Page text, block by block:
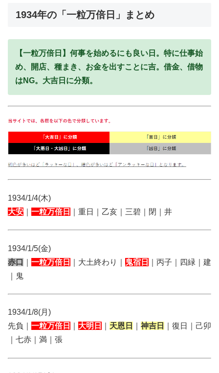
1934年の「一粒万倍日」まとめ
【一粒万倍日】何事を始めるにも良い日。特に仕事始
め、開店、種まき、お金を出すことに吉。借金、借物
はNG。大吉日に分類。
1934/1/4(木)
大安
一粒万倍日 ｜重日｜乙亥｜三碧｜閉｜井
1934/1/5(金)
赤口
一粒万倍日 ｜大土終わり｜ 鬼宿日
｜丙子｜四緑｜建
｜鬼
1934/1/8(月)
先負｜ 一粒万倍日 大明日 天恩日 神吉日
｜復日｜己卯
｜七赤｜満｜張